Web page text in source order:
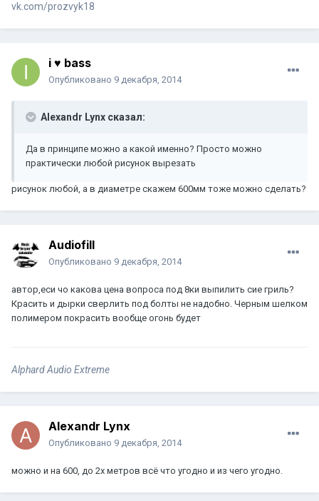
vk.com/prozvyk18
i ♥ bass
Опубликовано 9 декабря, 2014
Alexandr Lynx сказал:
Да в принципе можно а какой именно? Просто можно
практически любой рисунок вырезать
рисунок любой, а в диаметре скажем 600мм тоже можно сделать?
Audiofill
Опубликовано 9 декабря, 2014
автор,еси чо какова цена вопроса под 8ки выпилить сие гриль?
Красить и дырки сверлить под болты не надобно. Черным шелком
полимером покрасить вообще огонь будет
Alphard Audio Extreme
Alexandr Lynx
Опубликовано 9 декабря, 2014
можно и на 600, до 2х метров всё что угодно и из чего угодно.